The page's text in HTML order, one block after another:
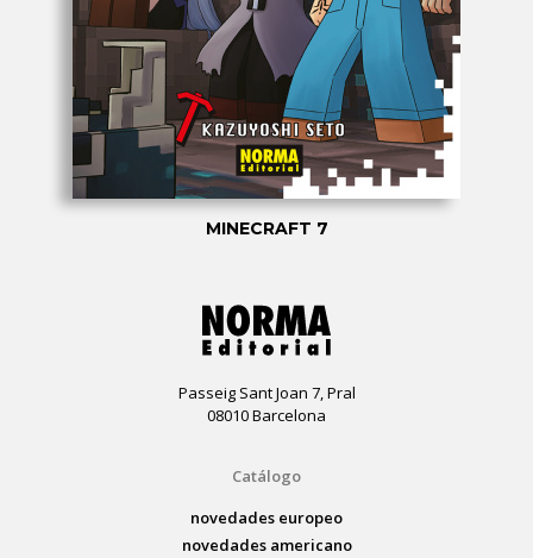
MINECRAFT 7
Passeig Sant Joan 7, Pral
08010 Barcelona
Catálogo
novedades europeo
novedades americano